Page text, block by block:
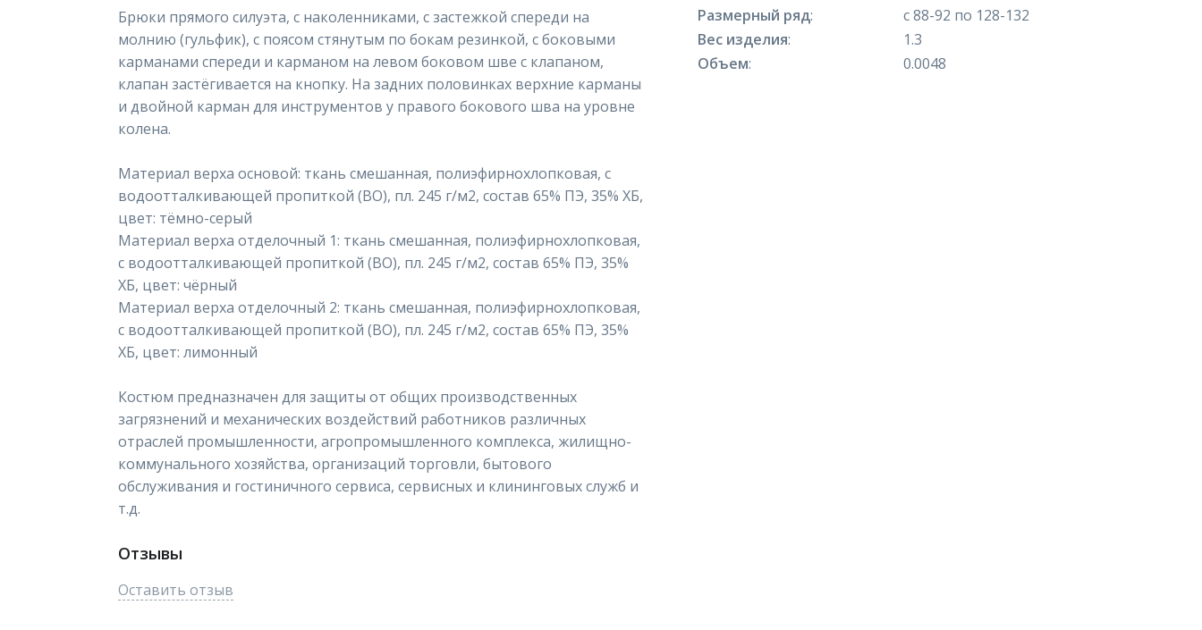
Брюки прямого силуэта, с наколенниками, с застежкой спереди на
молнию (гульфик), с поясом стянутым по бокам резинкой, с боковыми
карманами спереди и карманом на левом боковом шве с клапаном,
клапан застёгивается на кнопку. На задних половинках верхние карманы
и двойной карман для инструментов у правого бокового шва на уровне
колена.
Материал верха основой: ткань смешанная, полиэфирнохлопковая, с
водоотталкивающей пропиткой (ВО), пл. 245 г/м2, состав 65% ПЭ, 35% ХБ,
цвет: тёмно-серый
Материал верха отделочный 1: ткань смешанная, полиэфирнохлопковая,
с водоотталкивающей пропиткой (ВО), пл. 245 г/м2, состав 65% ПЭ, 35%
ХБ, цвет: чёрный
Материал верха отделочный 2: ткань смешанная, полиэфирнохлопковая,
с водоотталкивающей пропиткой (ВО), пл. 245 г/м2, состав 65% ПЭ, 35%
ХБ, цвет: лимонный
Костюм предназначен для защиты от общих производственных
загрязнений и механических воздействий работников различных
отраслей промышленности, агропромышленного комплекса, жилищно-
коммунального хозяйства, организаций торговли, бытового
обслуживания и гостиничного сервиса, сервисных и клининговых служб и
т.д.
Отзывы
Оставить отзыв
Размерный ряд:
с 88-92 по 128-132
Вес изделия:
1.3
Объем: 0.0048